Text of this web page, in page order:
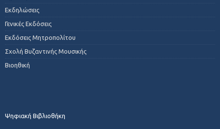
Εκδηλώσεις
Γενικές Εκδόσεις
Εκδόσεις Μητροπολίτου
Σχολή Βυζαντινής Μουσικής
Βιοηθική
Ψηφιακή Βιβλιοθήκη